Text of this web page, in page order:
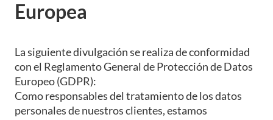
Europea
La siguiente divulgación se realiza de conformidad
con el Reglamento General de Protección de Datos
Europeo (GDPR):
Como responsables del tratamiento de los datos
personales de nuestros clientes, estamos